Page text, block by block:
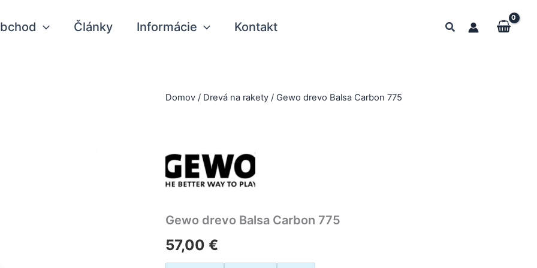
Články Informácie Kontakt
Domov / Drevá na rakety / Gewo drevo Balsa Carbon 775
Gewo drevo Balsa Carbon 775
57,00€